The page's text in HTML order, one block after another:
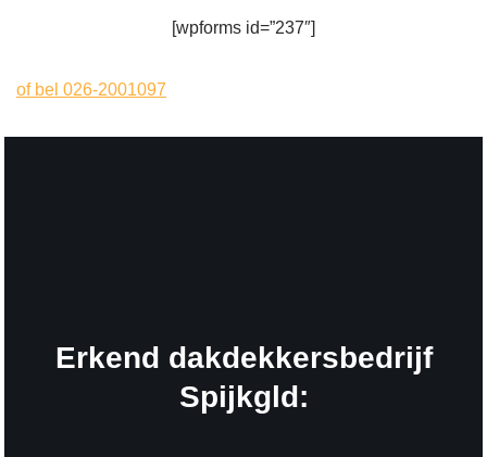
[wpforms id=”237″]
of bel 026-2001097
Erkend dakdekkersbedrijf
Spijkgld: